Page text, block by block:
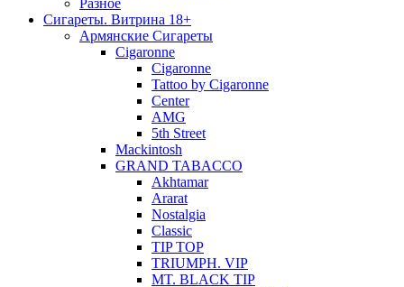
Разное
Сигареты. Витрина 18+
Армянские Сигареты
Cigaronne
Cigaronne
Tattoo by Cigaronne
Center
AMG
5th Street
Mackintosh
GRAND TABACCO
Akhtamar
Ararat
Nostalgia
Classic
TIP TOP
TRIUMPH. VIP
MT. BLACK TIP